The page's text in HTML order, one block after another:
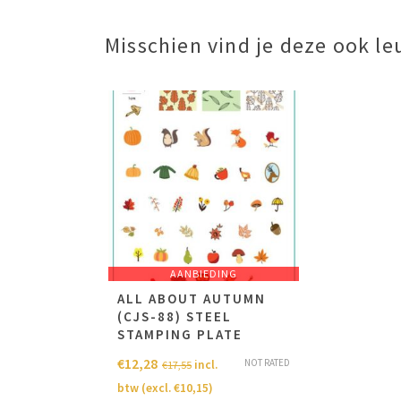
Misschien vind je deze ook
AANBIEDING
ALL ABOUT AUTUMN
(CJS-88) STEEL
STAMPING PLATE
NOT RATED
€17,55
€12,28
incl.
btw (excl.€10,15)